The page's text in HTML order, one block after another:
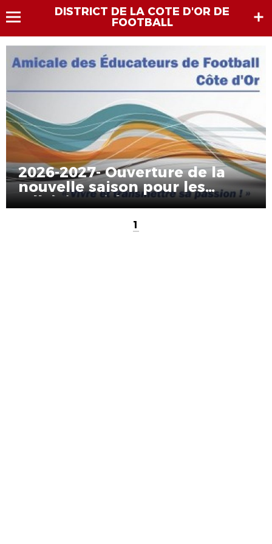
DISTRICT DE LA COTE D'OR DE
FOOTBALL
2026-2027- Ouverture de la
nouvelle saison pour les
adhésions à l’AEF21
1